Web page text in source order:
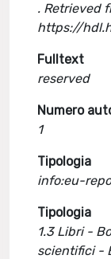
. Retrieved
https://
Fulltext
reserved
Numero
1
Tipologia
info:eu-
Tipologia
1.3 Libri -
scientifici -